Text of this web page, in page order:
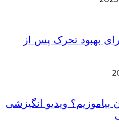
بهبود تحرک پس از
بیاموزیم؟ ویدیو انگیزشی